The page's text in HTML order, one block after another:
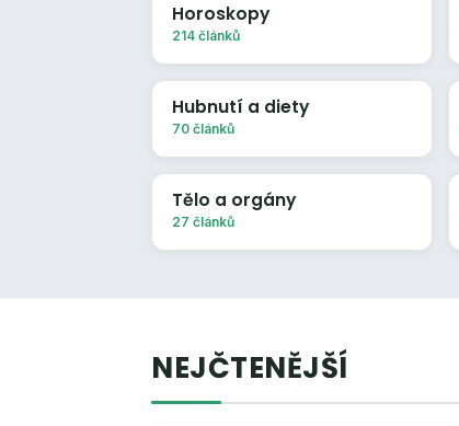
Horoskopy
214 článků
Hubnutí a diety
70 článků
Tělo a orgány
27 článků
NEJČTENĚJŠÍ